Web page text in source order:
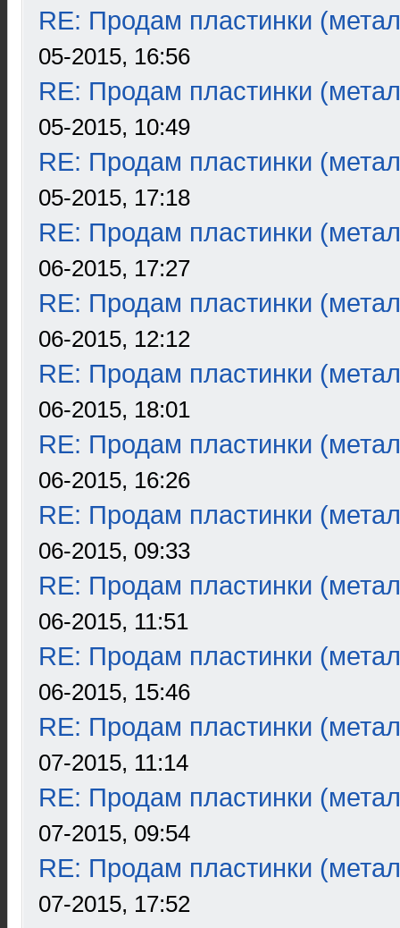
RE: Продам пластинки
05-2015, 16:56
RE: Продам пластинки
05-2015, 10:49
RE: Продам пластинки
05-2015, 17:18
RE: Продам пластинки
06-2015, 17:27
RE: Продам пластинки
06-2015, 12:12
RE: Продам пластинки
06-2015, 18:01
RE: Продам пластинки
06-2015, 16:26
RE: Продам пластинки
06-2015, 09:33
RE: Продам пластинки
06-2015, 11:51
RE: Продам пластинки
06-2015, 15:46
RE: Продам пластинки
07-2015, 11:14
RE: Продам пластинки
07-2015, 09:54
RE: Продам пластинки
07-2015, 17:52